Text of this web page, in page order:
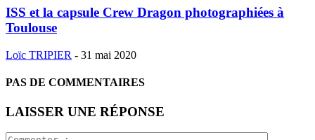
ISS et la capsule Crew Dragon photographiées à
Toulouse
Loïc TRIPIER - 31 mai 2020
PAS DE COMMENTAIRES
LAISSER UNE RÉPONSE